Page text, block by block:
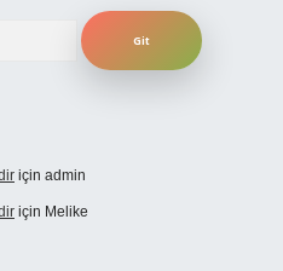
için admin
için Melike